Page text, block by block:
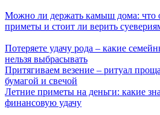
Можно ли держать камыш дома: что
приметы и стоит ли верить
Потеряете удачу рода – какие
нельзя выбрасывать
Притягиваем везение – ритуал
бумагой и свечой
Летние приметы на деньги: какие
финансовую удачу